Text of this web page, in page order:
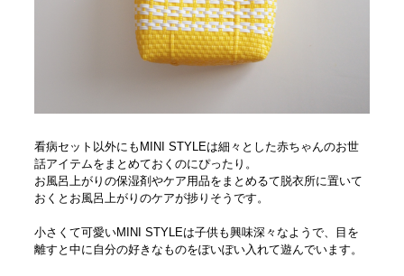
看病セット以外にもMINI STYLEは細々とした赤ちゃんのお世
話アイテムをまとめておくのにぴったり。
お風呂上がりの保湿剤やケア用品をまとめるて脱衣所に置いて
おくとお風呂上がりのケアが捗りそうです。
小さくて可愛いMINI STYLEは子供も興味深々なようで、目を
離すと中に自分の好きなものをぽいぽい入れて遊んでいます。